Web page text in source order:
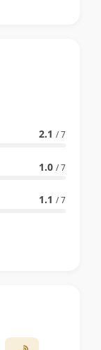
2.1 / 7
1.0 / 7
1.1 / 7